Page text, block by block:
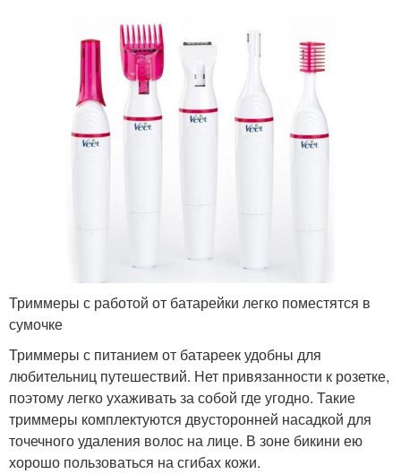
Триммеры с работой от батарейки легко поместятся в
сумочке
Триммеры с питанием от батареек удобны для
любительниц путешествий. Нет привязанности к розетке,
поэтому легко ухаживать за собой где угодно. Такие
триммеры комплектуются двусторонней насадкой для
точечного удаления волос на лице. В зоне бикини ею
хорошо пользоваться на сгибах кожи.